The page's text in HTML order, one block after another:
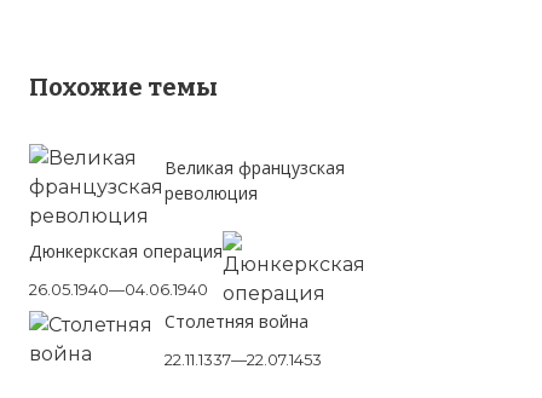
Похожие темы
Великая французская
революция
Дюнкеркская операция
26.05.1940—04.06.1940
Столетняя война
22.11.1337—22.07.1453